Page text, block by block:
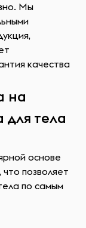
Мы
качества
на
тела
основе
позволяет
по самым